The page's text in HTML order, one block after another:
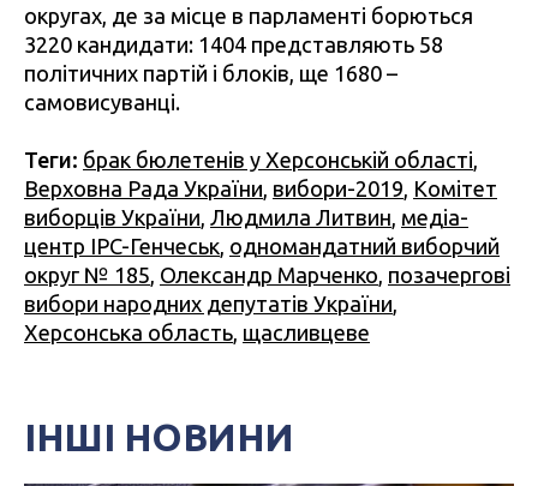
округах, де за місце в парламенті борються
3220 кандидати: 1404 представляють 58
політичних партій і блоків, ще 1680 –
самовисуванці.
Теги: брак бюлетенів у Херсонській області
Верховна Рада України вибори-2019 Комітет
виборців України Людмила Литвин медіа-
центр IPC-Генчеськ одномандатний виборчий
округ № 185 Олександр Марченко позачергові
вибори народних депутатів України
Херсонська область щасливцеве
ІНШІ НОВИНИ